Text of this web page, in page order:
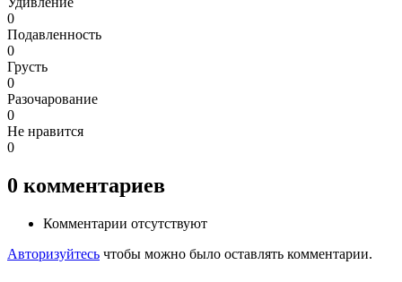
0
Подавленность
0
Грусть
0
Разочарование
0
Не нравится
0
0 комментариев
Комментарии отсутствуют
Авторизуйтесь чтобы можно было оставлять комментарии.